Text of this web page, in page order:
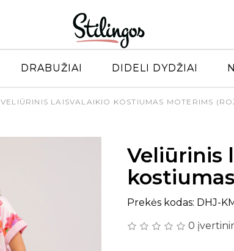
DRABUŽIAI DIDELI DYDŽIAI
VELIŪRINIS LAISVALAIKIO KOSTIUMAS MOTERIMS
Veliūrinis
Prekės kodas: DHJ-
0